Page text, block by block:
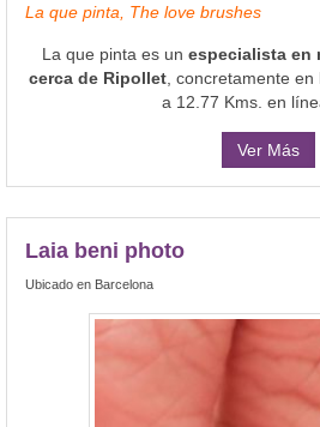
La que pinta, The love brushes
La que pinta es un especialista en
cerca de Ripollet, concretamente en
a 12.77 Kms. en
Ver Más
Laia beni photo
Ubicado en Barcelona